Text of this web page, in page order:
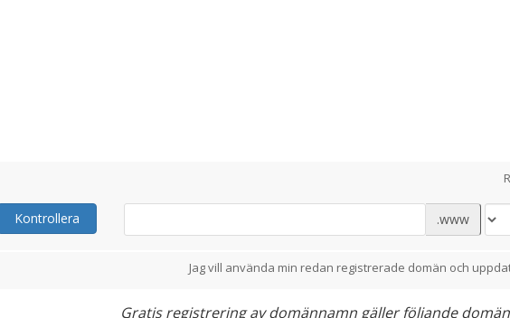
www.
Kontrollera
Jag vill använda min redan registrerade domän och
Gratis registrering av domännamn gäller följande